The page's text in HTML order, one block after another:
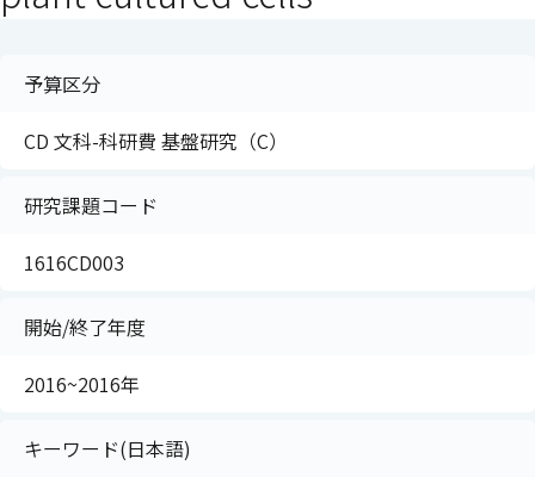
予算区分
CD 文科-科研費 基盤研究（C）
研究課題コード
1616CD003
開始/終了年度
2016~2016年
キーワード(日本語)